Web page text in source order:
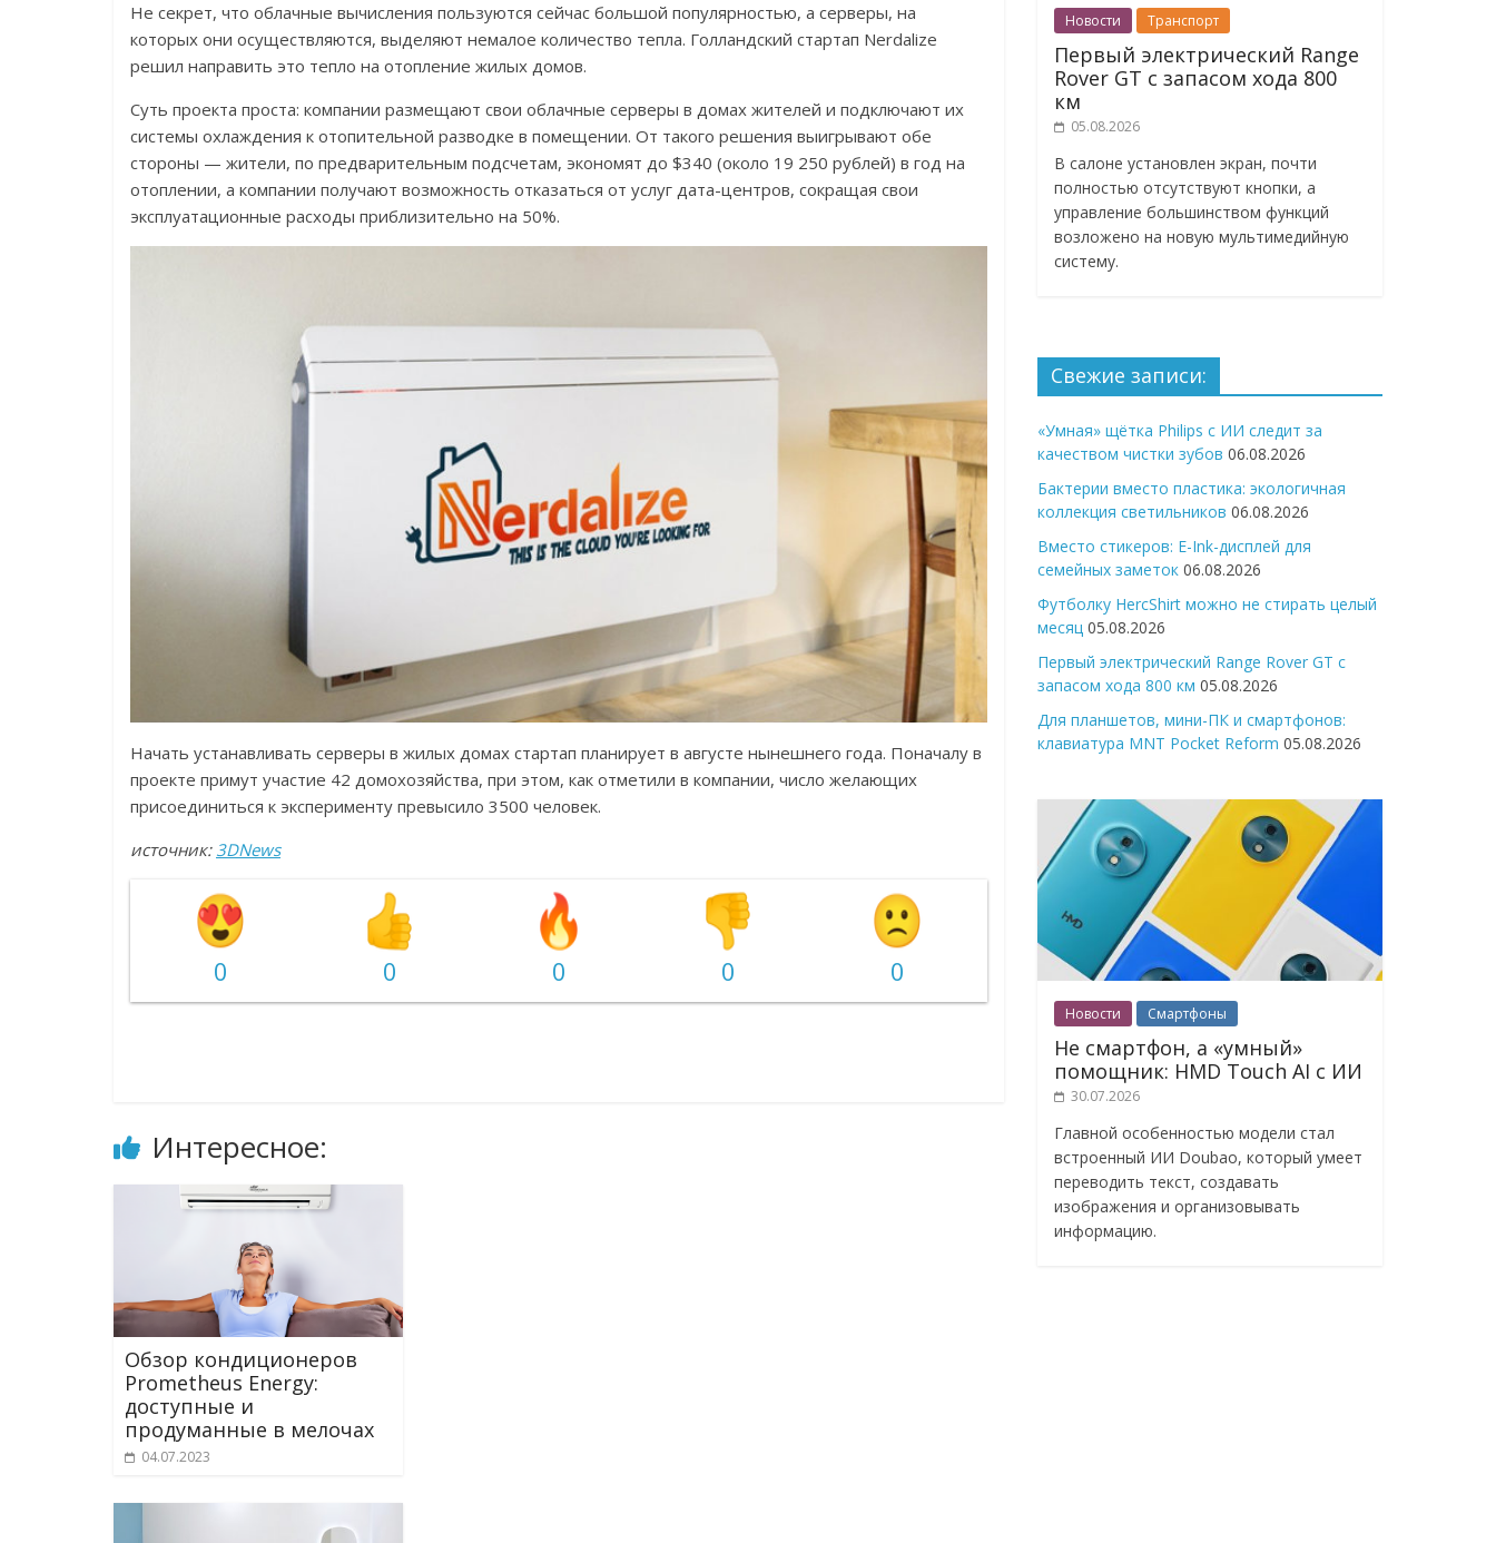
Не секрет, что облачные вычисления пользуются сейчас большой популярностью, а серверы, на
которых они осуществляются, выделяют немалое количество тепла. Голландский стартап Nerdalize
решил направить это тепло на отопление жилых домов.
Суть проекта проста: компании размещают свои облачные серверы в домах жителей и подключают их
системы охлаждения к отопительной разводке в помещении. От такого решения выигрывают обе
стороны — жители, по предварительным подсчетам, экономят до $340 (около 19 250 рублей) в год на
отоплении, а компании получают возможность отказаться от услуг дата-центров, сокращая свои
эксплуатационные расходы приблизительно на 50%.
Начать устанавливать серверы в жилых домах стартап планирует в августе нынешнего года. Поначалу в
проекте примут участие 42 домохозяйства, при этом, как отметили в компании, число желающих
присоединиться к эксперименту превысило 3500 человек.
источник: 3DNews
0 0 0 0 0
Интересное:
Обзор кондиционеров
Prometheus Energy:
доступные и
продуманные в мелочах
04.07.2023
Новости Транспорт
Первый электрический Range
Rover GT с запасом хода 800
км
05.08.2026
В салоне установлен экран, почти
полностью отсутствуют кнопки, а
управление большинством функций
возложено на новую мультимедийную
систему.
Свежие записи:
«Умная» щётка Philips с ИИ следит за
качеством чистки зубов 06.08.2026
Бактерии вместо пластика: экологичная
коллекция светильников 06.08.2026
Вместо стикеров: E-Ink-дисплей для
семейных заметок 06.08.2026
Футболку HercShirt можно не стирать целый
месяц 05.08.2026
Первый электрический Range Rover GT с
запасом хода 800 км 05.08.2026
Для планшетов, мини-ПК и смартфонов:
клавиатура MNT Pocket Reform 05.08.2026
Новости Смартфоны
Не смартфон, а «умный»
помощник: HMD Touch AI с ИИ
30.07.2026
Главной особенностью модели стал
встроенный ИИ Doubao, который умеет
переводить текст, создавать
изображения и организовывать
информацию.